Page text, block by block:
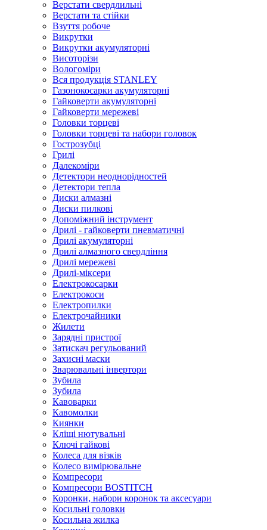
Верстати свердлильні
Верстати та стійки
Взуття робоче
Викрутки
Викрутки акумуляторні
Висоторізи
Вологоміри
Вся продукція STANLEY
Газонокосарки акумуляторні
Гайковерти акумуляторні
Гайковерти мережеві
Головки торцеві
Головки торцеві та набори головок
Гострозубці
Грилі
Далекоміри
Детектори неоднорідностей
Детектори тепла
Диски алмазні
Диски пилкові
Допоміжний інструмент
Дрилі - гайковерти пневматичні
Дрилі акумуляторні
Дрилі алмазного свердління
Дрилі мережеві
Дрилі-міксери
Електрокосарки
Електрокоси
Електропилки
Електрочайники
Жилети
Зарядні пристрої
Затискач регульований
Захисні маски
Зварювальні інвертори
Зубила
Зубила
Кавоварки
Кавомолки
Киянки
Кліщі нютувальні
Ключі гайкові
Колеса для візків
Колесо вимірювальне
Компресори
Компресори BOSTITCH
Коронки, набори коронок та аксесуари
Косильні головки
Косильна жилка